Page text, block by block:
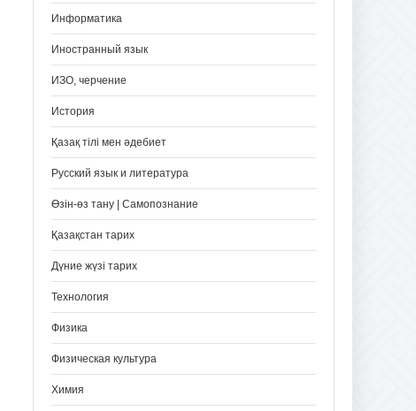
Информатика
Иностранный язык
ИЗО, черчение
История
Қазақ тілі мен әдебиет
Русский язык и литература
Өзін-өз тану | Самопознание
Қазақстан тарих
Дүние жүзі тарих
Технология
Физика
Физическая культура
Химия